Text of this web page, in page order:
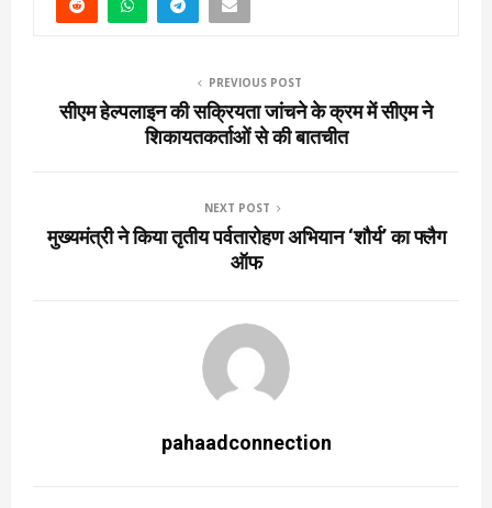
PREVIOUS POST
सीएम हेल्पलाइन की सक्रियता जांचने के क्रम में सीएम ने
शिकायतकर्ताओं से की बातचीत
NEXT POST
मुख्यमंत्री ने किया तृतीय पर्वतारोहण अभियान ‘शौर्य’ का फ्लैग
ऑफ
pahaadconnection